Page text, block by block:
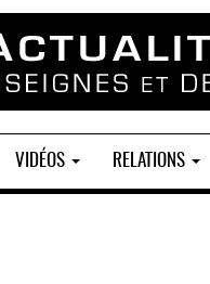
VIDÉOS RELATIONS